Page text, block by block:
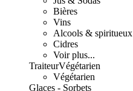
Bières
Vins
Alcools & spiritueux
Cidres
Voir plus...
TraiteurVégétarien
Végétarien
Glaces - Sorbets